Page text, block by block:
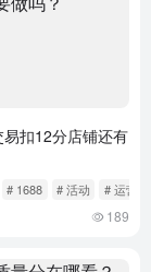
扣12分店铺还有
# 1688 # 活动 # 运营
189